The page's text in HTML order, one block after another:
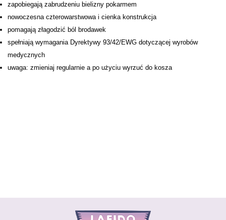
zapobiegają zabrudzeniu bielizny pokarmem
nowoczesna czterowarstwowa i cienka konstrukcja
pomagają złagodzić ból brodawek
spełniają wymagania Dyrektywy 93/42/EWG dotyczącej wyrobów
medycznych
uwaga: zmieniaj regularnie a po użyciu wyrzuć do kosza